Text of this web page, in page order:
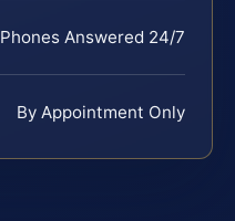
Phones Answered 24/7
By Appointment Only